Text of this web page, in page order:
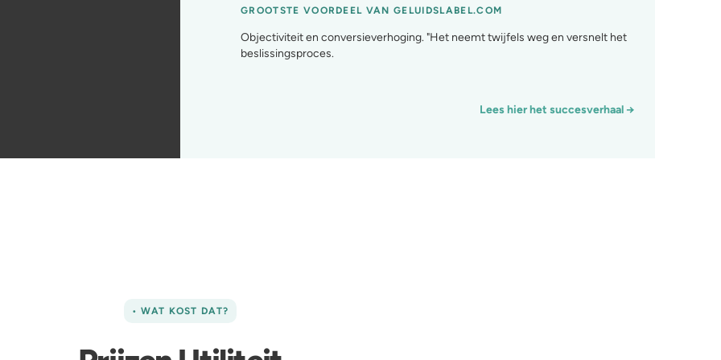
GROOTSTE VOORDEEL VAN GELUIDSLABEL.COM
Objectiviteit en conversieverhoging. "Het neemt twijfels weg en versnelt het
beslissingsproces.
Lees hier het succesverhaal →
• WAT KOST DAT?